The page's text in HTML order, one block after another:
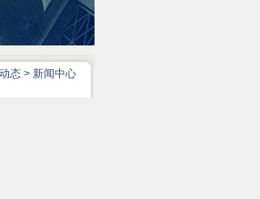
态 > 新闻中心